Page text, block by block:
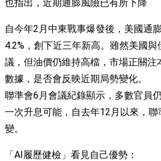
也指出，近期通膨風險已有所下降
自今年2月中東戰事爆發後，美國通
4.2%，創下近三年新高。雖然美國
議，但油價仍維持高檔，市場正關
數據，是否會反映近期局勢變化。
聯準會6月會議紀錄顯示，多數官員
一次升息可能，自去年12月以來，
變。
「AI履歷健檢」看見自己優勢：